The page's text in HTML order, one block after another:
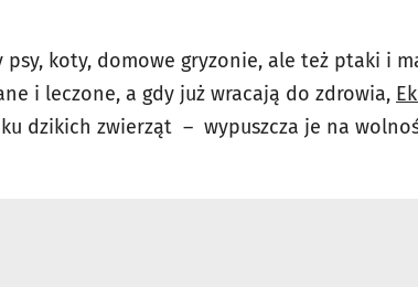
koty, domowe gryzonie, ale też ptaki i
i leczone, a gdy już wracają do zdrowia,
dzikich zwierząt – wypuszcza je na